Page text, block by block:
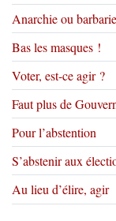
Anarchie ou
Bas les masques !
Voter, est-ce agir ?
Faut plus de
Pour l’abstention
S’abstenir aux
Au lieu d’élire, agir